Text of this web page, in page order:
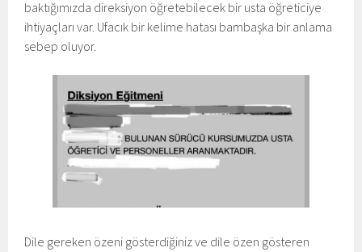
baktığımızda direksiyon öğretebilecek bir usta öğreticiye
ihtiyaçları var. Ufacık bir kelime hatası bambaşka bir anlama
sebep oluyor.
Dile gereken özeni gösterdiğiniz ve dile özen gösteren